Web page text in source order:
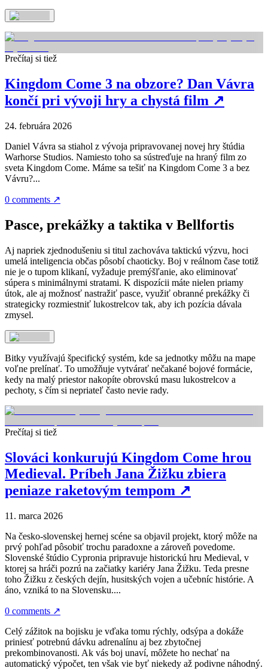
Prečítaj si tiež
Kingdom Come 3 na obzore? Dan Vávra
končí pri vývoji hry a chystá film ↗
24. februára 2026
Daniel Vávra sa stiahol z vývoja pripravovanej novej hry štúdia
Warhorse Studios. Namiesto toho sa sústreďuje na hraný film zo
sveta Kingdom Come. Máme sa tešiť na Kingdom Come 3 a bez
Vávru?...
0 comments ↗
Pasce, prekážky a taktika v Bellfortis
Aj napriek zjednodušeniu si titul zachováva taktickú výzvu, hoci
umelá inteligencia občas pôsobí chaoticky. Boj v reálnom čase totiž
nie je o tupom klikaní, vyžaduje premýšľanie, ako eliminovať
súpera s minimálnymi stratami. K dispozícii máte nielen priamy
útok, ale aj možnosť nastražiť pasce, využiť obranné prekážky či
strategicky rozmiestniť lukostrelcov tak, aby ich pozícia dávala
zmysel.
Bitky využívajú špecifický systém, kde sa jednotky môžu na mape
voľne prelínať. To umožňuje vytvárať nečakané bojové formácie,
kedy na malý priestor nakopíte obrovskú masu lukostrelcov a
pechoty, s čím si nepriateľ často nevie rady.
Prečítaj si tiež
Slováci konkurujú Kingdom Come hrou
Medieval. Príbeh Jana Žižku zbiera
peniaze raketovým tempom ↗
11. marca 2026
Na česko-slovenskej hernej scéne sa objavil projekt, ktorý môže na
prvý pohľad pôsobiť trochu paradoxne a zároveň povedome.
Slovenské štúdio Cypronia pripravuje historickú hru Medieval, v
ktorej sa hráči pozrú na začiatky kariéry Jana Žižku. Teda presne
toho Žižku z českých dejín, husitských vojen a učebníc histórie. A
áno, vzniká to na Slovensku....
0 comments ↗
Celý zážitok na bojisku je vďaka tomu rýchly, odsýpa a dokáže
priniesť potrebnú dávku adrenalínu aj bez zbytočnej
prekombinovanosti. Ak vás boj unaví, môžete ho nechať na
automatický výpočet, ten však vie byť niekedy až podivne náhodný.